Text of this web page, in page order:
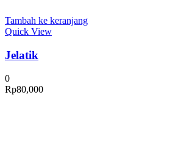
Tambah ke keranjang
Quick View
Jelatik
0
Rp80,000